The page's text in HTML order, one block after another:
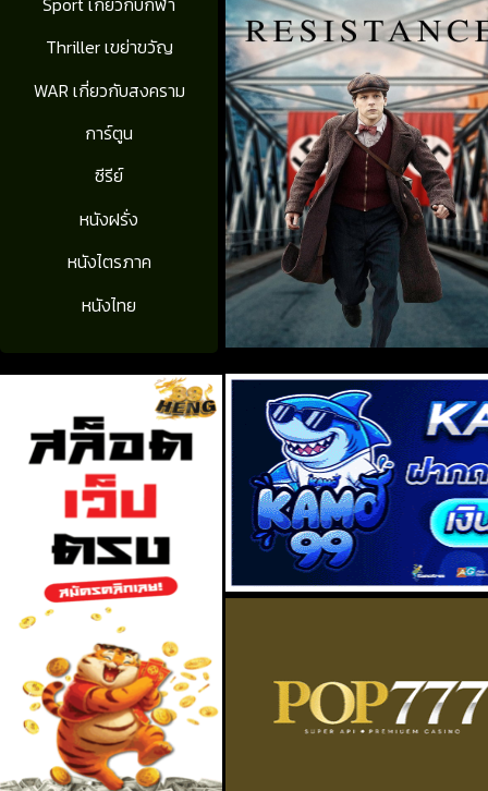
Thriller เขย่าขวัญ
WAR เกี่ยวกับสงคราม
การ์ตูน
ซีรีย์
หนังฝรั่ง
หนังไตรภาค
หนังไทย